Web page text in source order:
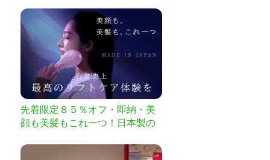
先着限定８５％オフ・即納・美
顔も美髪もこれ一つ！日本製の